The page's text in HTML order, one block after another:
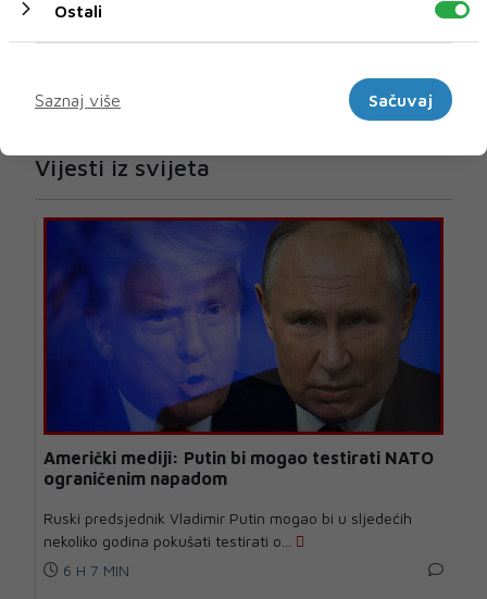
Vijesti iz svijeta
Američki mediji: Putin bi mogao testirati NATO
ograničenim napadom
Ruski predsjednik Vladimir Putin mogao bi u sljedećih
nekoliko godina pokušati testirati o...
6 H 7 MIN
Ostali
Saznaj više
Sačuvaj